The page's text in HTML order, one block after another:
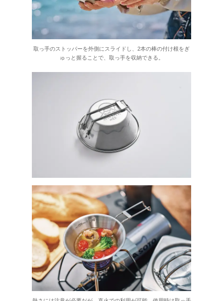
取っ手のストッパーを外側にスライドし、2本の棒の付け根をぎ
ゅっと握ることで、取っ手を収納できる。